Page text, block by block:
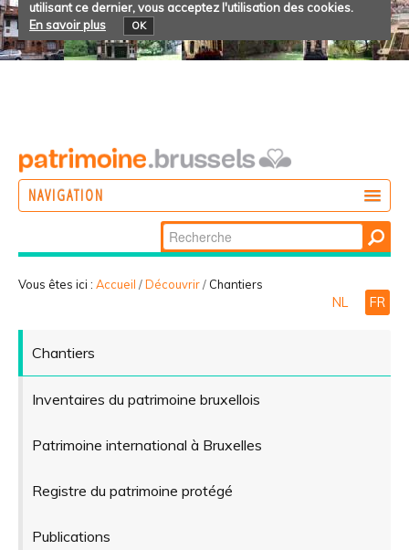
utilisant ce dernier, vous acceptez l'utilisation des cookies.
En savoir plus
OK
NAVIGATION
Chercher par
Recherche
avancée…
Vous êtes ici : Accueil /Découvrir/ Chantiers
NL FR
Chantiers
Inventaires du patrimoine bruxellois
Patrimoine international à Bruxelles
Registre du patrimoine protégé
Publications